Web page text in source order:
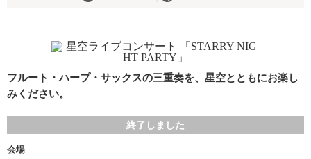
フルート・ハープ・サックスの三重奏を、星空とともにお楽し
みください。
終了しました
会場